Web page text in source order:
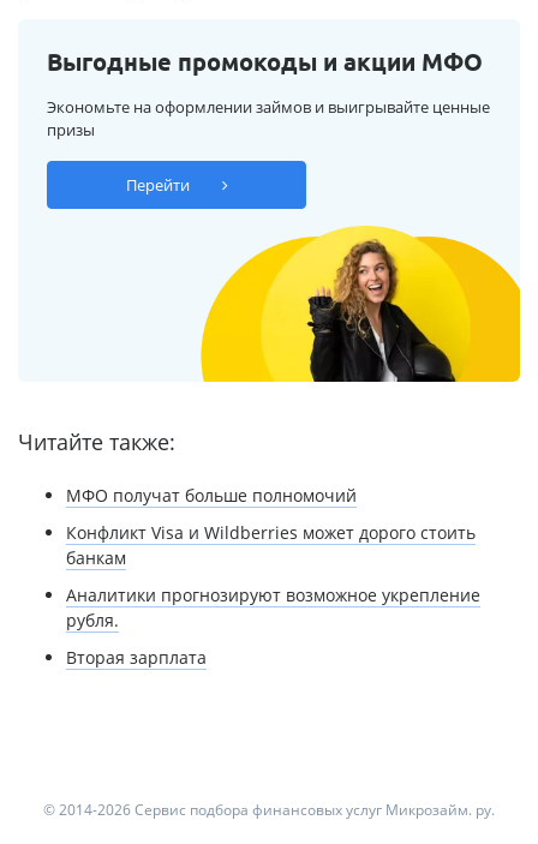
Выгодные промокоды и акции МФО
Экономьте на оформлении займов и выигрывайте ценные
призы
Перейти
Читайте также:
МФО получат больше полномочий
Конфликт Visa и Wildberries может дорого стоить
банкам
Аналитики прогнозируют возможное укрепление
рубля.
Вторая зарплата
© 2014-2026 Сервис подбора финансовых услуг Микрозайм. ру.